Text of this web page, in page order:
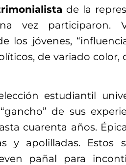
de la
vez participaron.
los jóvenes,
de variado color,
estudiantil
de sus
cuarenta años.
y apolilladas. Estos
pañal para